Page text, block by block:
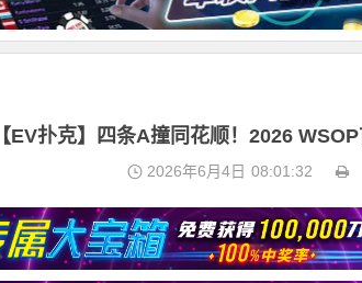
【EV扑克】四条A撞同花顺！2026
2026年6月4日 08:01:32